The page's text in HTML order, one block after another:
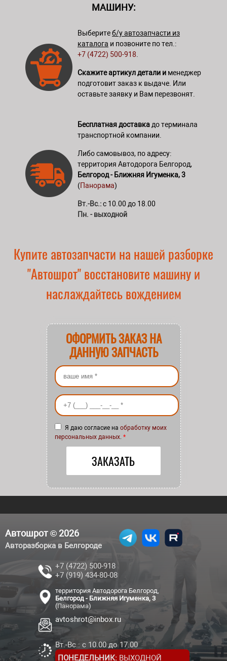
МАШИНУ:
Выберитеб/у автозапчасти из
каталога и позвоните по тел.:
+7 (4722) 500-918
Скажите артикул детали и менеджер
подготовит заказ к выдаче. Или
оставьте заявку и Вам перезвонят.
Бесплатная доставка до терминала
транспортной компании.
Либо самовывоз, по адресу:
территория Автодорога Белгород,
Белгород - Ближняя Игуменка, 3
(Панорама)
Вт.-Вс.:с 10.00 до 18.00
Пн. - выходной
Купите автозапчасти на нашей разборке
"Автошрот" восстановите машину и
наслаждайтесь вождением
ОФОРМИТЬ ЗАКАЗ НА
ДАННУЮ ЗАПЧАСТЬ
Ваше имя
Ваш номер телефона
Я даю согласие на обработку моих
персональных данных. *
Автошрот © 2026
Авторазборка в Белгороде
+7 (4722) 500-918
+7 (919) 434-80-08
территория Автодорога Белгород,
Белгород - Ближняя Игуменка, 3
(Панорама)
avtoshrot@inbox.ru
Вт.-Вс.: с 10.00 до 17.00
ПОНЕДЕЛЬНИК: ВЫХОДНОЙ